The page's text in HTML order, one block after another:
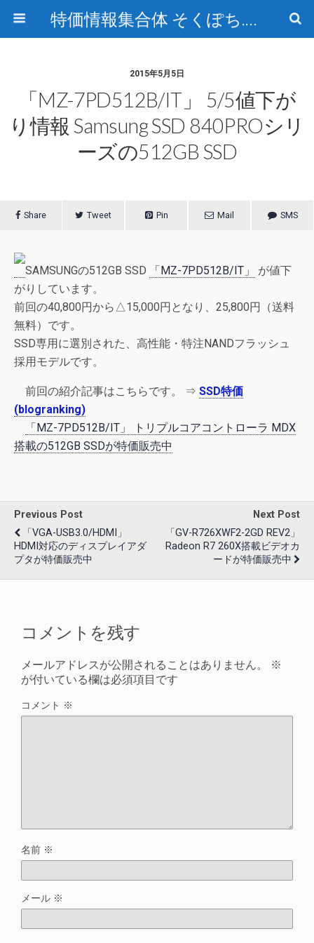
特価情報集合体 そくぽち.com
2015年5月5日
「MZ-7PD512B/IT」 5/5値下が
り情報 Samsung SSD 840PROシリ
ーズの512GB SSD
Share Tweet Pin Mail SMS
SAMSUNGの512GB SSD 「MZ-7PD512B/IT」
が値下
がりしています。
前回の40,800円から△15,000円となり、25,800円（送料
無料）です。
SSD専用に選別された、高性能・特注NANDフラッシュ
採用モデルです。
前回の紹介記事はこちらです。 ⇒ SSD特価
(blogranking)
「MZ-7PD512B/IT」 トリプルコアコントローラ MDX
搭載の512GB SSDが特価販売中
Previous Post
「VGA-USB3.0/HDMI」
HDMI対応のディスプレイアダ
プタが特価販売中
Next Post
「GV-R726XWF2-2GD REV2」
Radeon R7 260X搭載ビデオカ
ードが特価販売中
コメントを残す
メールアドレスが公開されることはありません。
※
が付いている欄は必須項目です
コメント ※
名前 ※
メール ※